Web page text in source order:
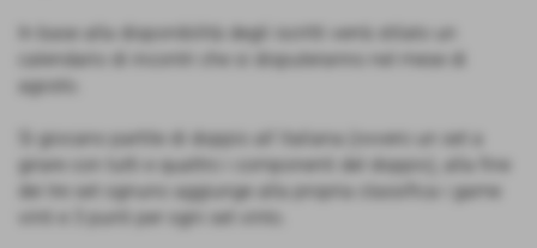
In base alla disponibilità degli iscritti verrà stilato un
calendario di incontri che si disputeranno nel mese di
agosto.
Si giocano partite di doppio all´italiana (ovvero un set a
girare con tutti e quattro i componenti del doppio), alla fine
dei tre set ognuno aggiunge alla propria classifica i game
vinti e 3 punti per ogni set vinto.